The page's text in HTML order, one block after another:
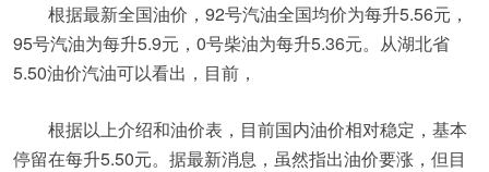
根据最新全国油价，92号汽油全国均价为每升5.56元，
95号汽油为每升5.9元，0号柴油为每升5.36元。从湖北省
5.50油价汽油可以看出，目前，
根据以上介绍和油价表，目前国内油价相对稳定，基本
停留在每升5.50元。据最新消息，虽然指出油价要涨，但目